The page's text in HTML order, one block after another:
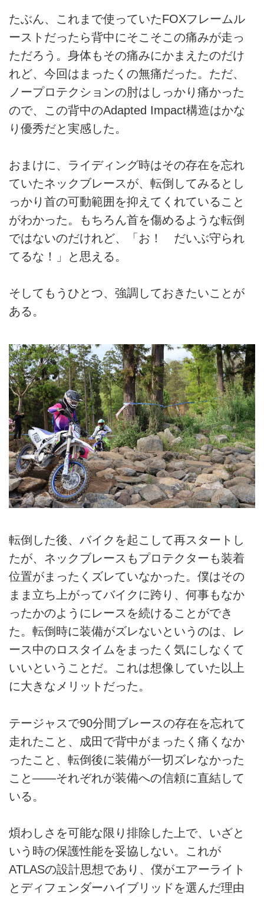
たぶん、これまで使っていたFOXフレームル
ーストだったら背中にそこそこの痛みが走っ
ただろう。身体もその痛みにかまえたのだけ
れど、今回はまったくの無痛だった。ただ、
ノープロテクションの肘はしっかり痛かった
ので、この背中のAdapted Impact構造はかな
り優秀だと実感した。
おまけに、ライディング時はその存在を忘れ
ていたネックブレースが、転倒してみるとし
っかり首の可動範囲を抑えてくれていること
がわかった。もちろん首を傷めるような転倒
ではないのだけれど、「お！ だいぶ守られ
てるな！」と思える。
そしてもうひとつ、強調しておきたいことが
ある。
転倒した後、バイクを起こして再スタートし
たが、ネックブレースもプロテクターも装着
位置がまったくズレていなかった。僕はその
まま立ち上がってバイクに跨り、何事もなか
ったかのようにレースを続けることができ
た。転倒時に装備がズレないというのは、レ
ース中のロスタイムをまったく気にしなくて
いいということだ。これは想像していた以上
に大きなメリットだった。
テージャスで90分間ブレースの存在を忘れて
走れたこと、成田で背中がまったく痛くなか
ったこと、転倒後に装備が一切ズレなかった
こと――それぞれが装備への信頼に直結して
いる。
煩わしさを可能な限り排除した上で、いざと
いう時の保護性能を妥協しない。これが
ATLASの設計思想であり、僕がエアーライト
とディフェンダーハイブリッドを選んだ理由